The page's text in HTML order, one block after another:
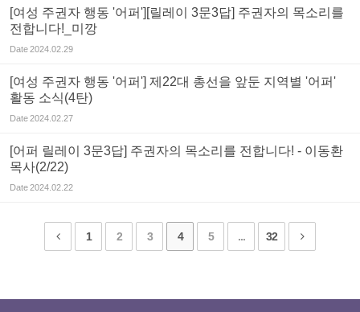
[여성 주권자 행동 '어퍼'][릴레이 3문3답] 주권자의 목소리를
전합니다!_미깡
Date2024.02.29
[여성 주권자 행동 '어퍼'] 제22대 총선을 앞둔 지역별 '어퍼'
활동 소식(4탄)
Date2024.02.27
[어퍼 릴레이 3문3답] 주권자의 목소리를 전합니다! - 이동환
목사(2/22)
Date2024.02.22
1 2 3 4 5 ... 32